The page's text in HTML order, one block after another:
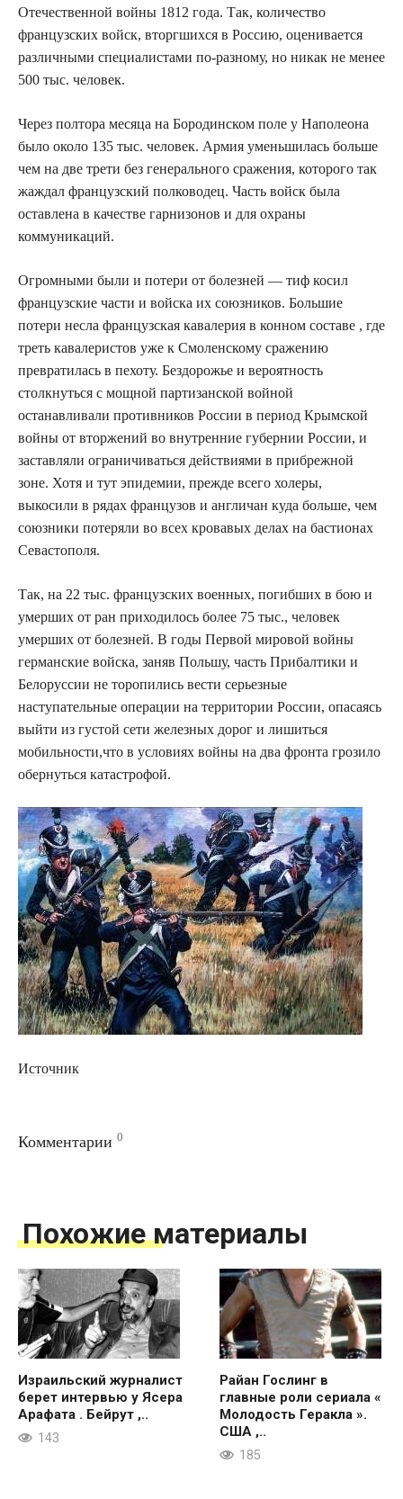
Отечественной войны 1812 года. Так, количество
французских войск, вторгшихся в Россию, оценивается
различными специалистами по-разному, но никак не менее
500 тыс. человек.
Через полтора месяца на Бородинском поле у Наполеона
было около 135 тыс. человек. Армия уменьшилась больше
чем на две трети без генерального сражения, которого так
жаждал французский полководец. Часть войск была
оставлена в качестве гарнизонов и для охраны
коммуникаций.
Огромными были и потери от болезней — тиф косил
французские части и войска их союзников. Большие
потери несла французская кавалерия в конном составе , где
треть кавалеристов уже к Смоленскому сражению
превратилась в пехоту. Бездорожье и вероятность
столкнуться с мощной партизанской войной
останавливали противников России в период Крымской
войны от вторжений во внутренние губернии России, и
заставляли ограничиваться действиями в прибрежной
зоне. Хотя и тут эпидемии, прежде всего холеры,
выкосили в рядах французов и англичан куда больше, чем
союзники потеряли во всех кровавых делах на бастионах
Севастополя.
Так, на 22 тыс. французских военных, погибших в бою и
умерших от ран приходилось более 75 тыс., человек
умерших от болезней. В годы Первой мировой войны
германские войска, заняв Польшу, часть Прибалтики и
Белоруссии не торопились вести серьезные
наступательные операции на территории России, опасаясь
выйти из густой сети железных дорог и лишиться
мобильности,что в условиях войны на два фронта грозило
обернуться катастрофой.
Источник
Комментарии 0
Похожие материалы
Израильский журналист
берет интервью у Ясера
Арафата . Бейрут ,..
143
Райан Гослинг в
главные роли сериала «
Молодость Геракла ».
США ,..
185